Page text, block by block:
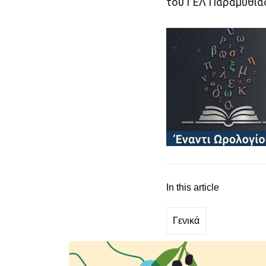
In this article
Γενικά